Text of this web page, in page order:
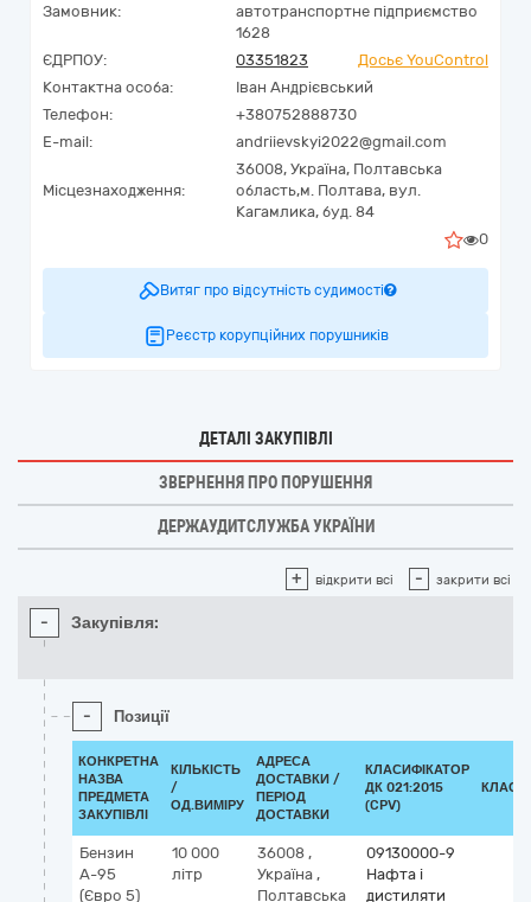
Замовник:
автотранспортне підприємство
1628
ЄДРПОУ:
03351823
Досьє YouControl
Контактна особа:
Іван Андрієвський
Телефон:
+380752888730
E-mail:
andriievskyi2022@gmail.com
Місцезнаходження:
36008, Україна, Полтавська
область,м. Полтава, вул.
Кагамлика, буд. 84
0
Витяг про відсутність судимості
Реєстр корупційних порушників
ДЕТАЛІ ЗАКУПІВЛІ
ЗВЕРНЕННЯ ПРО ПОРУШЕННЯ
ДЕРЖАУДИТСЛУЖБА УКРАЇНИ
+ відкрити всі - закрити всі
- Закупівля:
- Позиції
КОНКРЕТНА
НАЗВА
ПРЕДМЕТА
ЗАКУПІВЛІ
КІЛЬКІСТЬ
/
ОД.ВИМІРУ
АДРЕСА
ДОСТАВКИ /
ПЕРІОД
ДОСТАВКИ
КЛАСИФІКАТОР
ДК 021:2015
(CPV)
Бензин
А-95
(Євро 5)
10 000
літр
36008 ,
Україна ,
Полтавська
09130000-9
Нафта і
дистиляти